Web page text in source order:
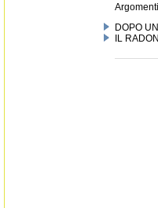
DOPO
IL